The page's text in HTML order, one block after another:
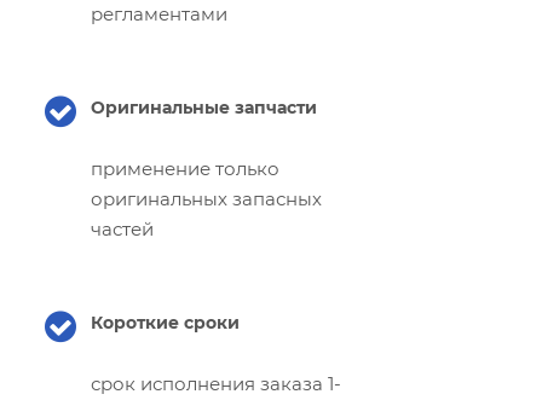
регламентами
Оригинальные запчасти
применение только
оригинальных запасных
частей
Короткие сроки
срок исполнения заказа 1-